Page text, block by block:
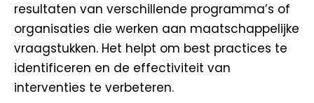
resultaten van verschillende programma’s of
organisaties die werken aan maatschappelijke
vraagstukken. Het helpt om best practices te
identificeren en de effectiviteit van
interventies te verbeteren.